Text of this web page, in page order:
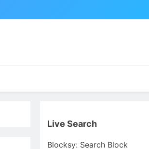
Live Search
Blocksy: Search Block